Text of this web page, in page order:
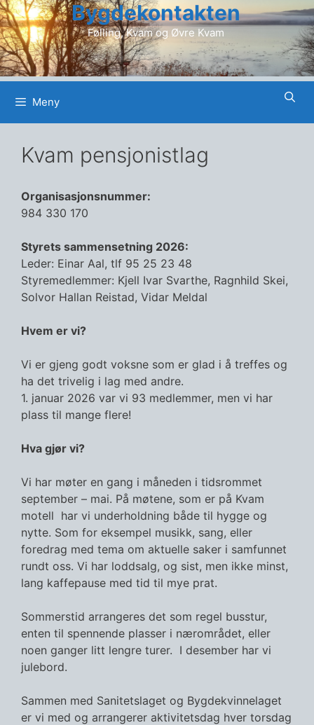
Hopp
til
innhold
Bygdekontakten
Følling, Kvam og Øvre Kvam
Meny
Kvam pensjonistlag
Organisasjonsnummer:
984 330 170
Styrets sammensetning 2026:
Leder: Einar Aal, tlf 95 25 23 48
Styremedlemmer: Kjell Ivar Svarthe, Ragnhild Skei,
Solvor Hallan Reistad, Vidar Meldal
Hvem er vi?
Vi er gjeng godt voksne som er glad i å treffes og
ha det trivelig i lag med andre.
1. januar 2026 var vi 93 medlemmer, men vi har
plass til mange flere!
Hva gjør vi?
Vi har møter en gang i måneden i tidsrommet
september – mai. På møtene, som er på Kvam
motell har vi underholdning både til hygge og
nytte. Som for eksempel musikk, sang, eller
foredrag med tema om aktuelle saker i samfunnet
rundt oss. Vi har loddsalg, og sist, men ikke minst,
lang kaffepause med tid til mye prat.
Sommerstid arrangeres det som regel busstur,
enten til spennende plasser i nærområdet, eller
noen ganger litt lengre turer. I desember har vi
julebord.
Sammen med Sanitetslaget og Bygdekvinnelaget
er vi med og arrangerer aktivitetsdag hver torsdag